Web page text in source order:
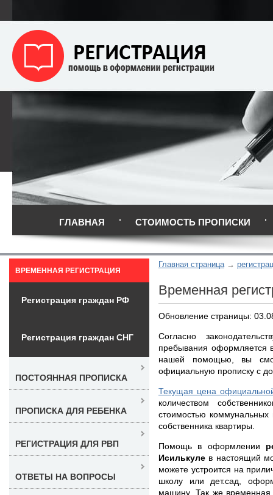
ГЛАВНАЯ СТОИМОСТЬ ПРОПИСКИ
Главная страница
Временная
Обновление страницы:
Согласно
пребывания оформляется
нашей помощью, вы
официальную прописку с
Текущая цена
количеством
стоимостью
собственника квартиры.
Помощь в оформлении
Исилькуле в настоящий
можете устроится на
школу или дет.сад,
машину .Так же временная
ВРЕМЕННАЯ РЕГИСТРАЦИЯ
Регистрация граждан РФ
Регистрация граждан СНГ
ПОСТОЯННАЯ ПРОПИСКА
ПРОПИСКА ДЛЯ РЕБЕНКА
РЕГИСТРАЦИЯ ДЛЯ РВП
ОТВЕТЫ НА ВОПРОСЫ